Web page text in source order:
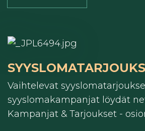
Vaihtelevat
syyslomakampanjat löydät
Kampanjat & Tarjoukset -